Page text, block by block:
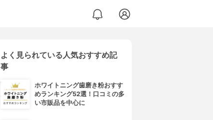
よく見られている人気おすすめ記
事
ホワイトニング歯磨き粉おすす
めランキング52選！口コミの多
い市販品を中心に